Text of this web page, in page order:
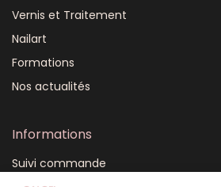
Vernis et Traitement
Nailart
Formations
Nos actualités
Informations
Suivi commande